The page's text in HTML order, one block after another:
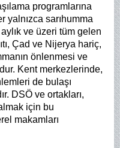
programlarına
yalnızca sarıhumma
ve üzeri tüm gelen
Çad ve Nijerya hariç,
önlenmesi ve
Kent merkezlerinde,
de bulaşı
DSÖ ve ortakları,
için bu
makamları